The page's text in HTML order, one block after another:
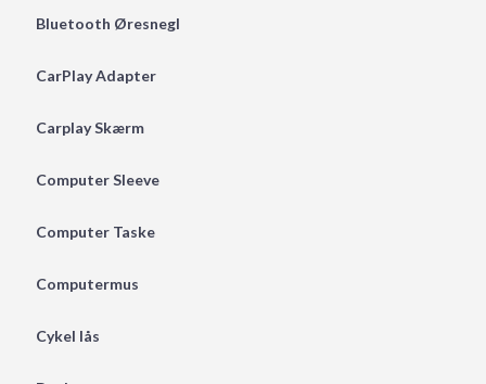
Bluetooth Øresnegl
CarPlay Adapter
Carplay Skærm
Computer Sleeve
Computer Taske
Computermus
Cykel lås